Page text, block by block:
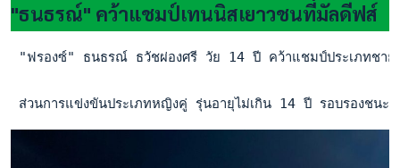
"ธนธรณ์" คว้าแชมป์เทนนิสเยาวชนที่มัลดีฟส์
"ฟรองซ์" ธนธรณ์ ธวัชผ่องศรี วัย 14 ปี คว้าแชมป์ประเภทชาย
ส่วนการแข่งขันประเภทหญิงคู่ รุ่นอายุไม่เกิน 14 ปี รอบรองชน